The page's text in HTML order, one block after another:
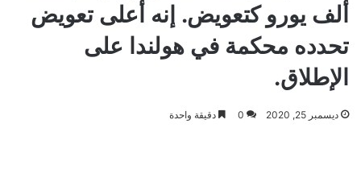
ألف يورو كتعويض. إنه أعلى تعويض
تحدده محكمة في هولندا على
الإطلاق.
ديسمبر 25, 2020 0 دقيقة واحدة